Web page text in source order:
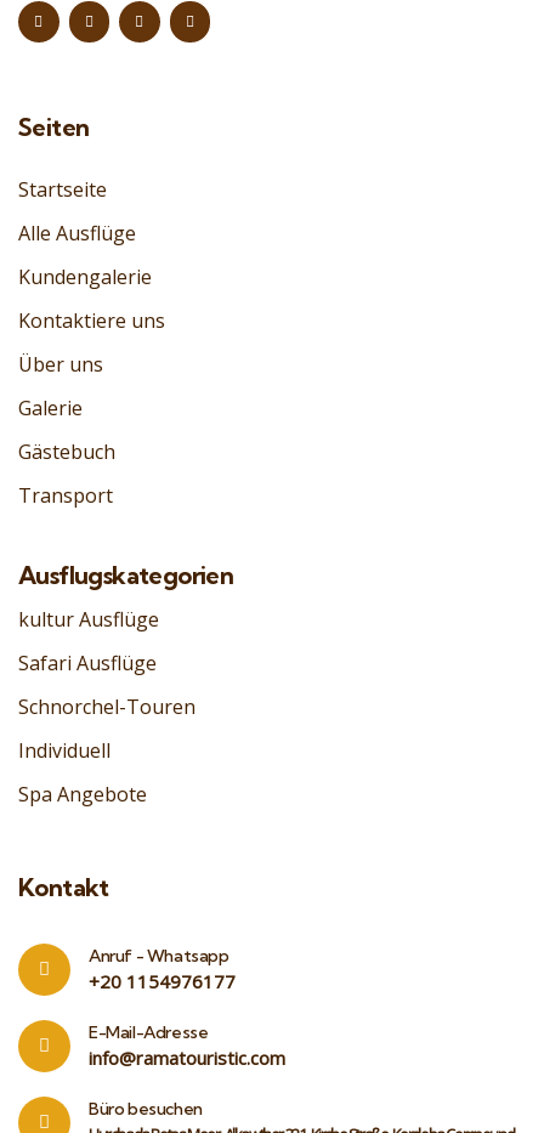
Seiten
Startseite
Alle Ausflüge
Kundengalerie
Kontaktiere uns
Über uns
Galerie
Gästebuch
Transport
Ausflugskategorien
kultur Ausflüge
Safari Ausflüge
Schnorchel-Touren
Individuell
Spa Angebote
Kontakt
Anruf - Whatsapp
‎+20 1154976177
E-Mail-Adresse
info@ramatouristic.com
Büro besuchen